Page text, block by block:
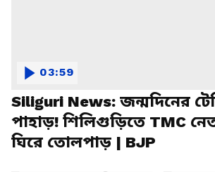
Siliguri News: জন্মদিনের
পাহাড়! শিলিগুড়িতে TMC
ঘিরে তোলপাড় | BJP
03:59